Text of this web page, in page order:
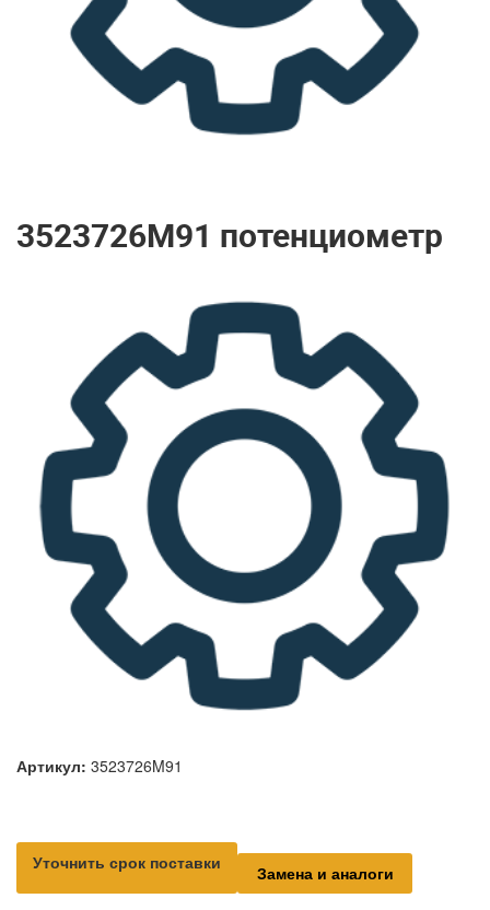
3523726M91 потенциометр
Артикул: 3523726M91
Уточнить срок поставки Замена и аналоги